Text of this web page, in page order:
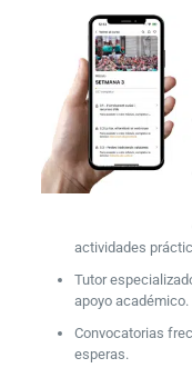
actividades
Tutor
apoyo académico.
Convocatorias
esperas.